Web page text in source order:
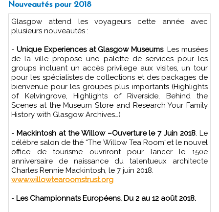
Nouveautés pour 2018
Glasgow attend les voyageurs cette année avec
plusieurs nouveautés :
- Unique Experiences at Glasgow Museums. Les musées
de la ville propose une palette de services pour les
groups incluant un accès privilege aux visites, un tour
pour les spécialistes de collections et des packages de
bienvenue pour les groupes plus importants (Highlights
of Kelvingrove, Highlights of Riverside, Behind the
Scenes at the Museum Store and Research Your Family
History with Glasgow Archives…)
- Mackintosh at the Willow –Ouverture le 7 Juin 2018. Le
célèbre salon de thé “The Willow Tea Room“et le nouvel
office de tourisme ouvriront pour lancer le 150e
anniversaire de naissance du talentueux architecte
Charles Rennie Mackintosh, le 7 juin 2018.
www.willowtearoomstrust.org
- Les Championnats Européens. Du 2 au 12 août 2018.